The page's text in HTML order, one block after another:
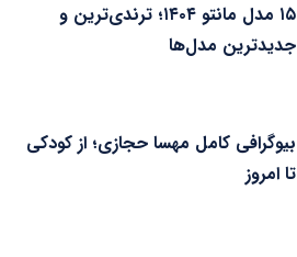
۱۵ مدل مانتو ۱۴۰۴؛ ترندی‌ترین و
جدیدترین مدل‌ها
بیوگرافی کامل مهسا حجازی؛ از کودکی
تا امروز